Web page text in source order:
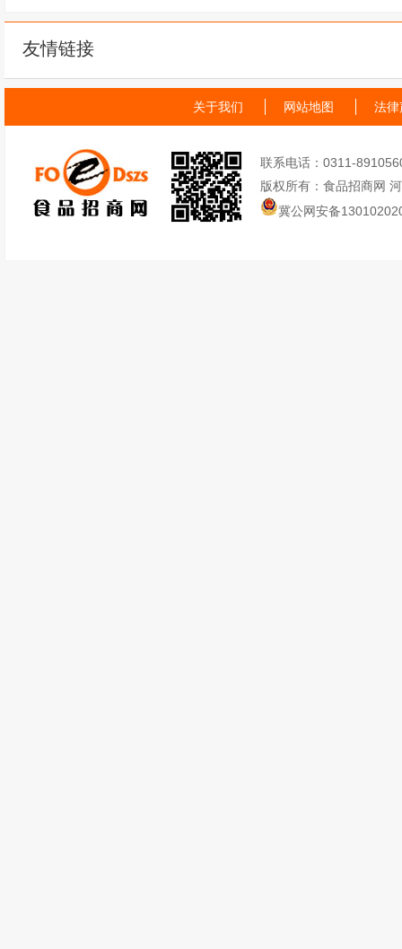
友情链接
关于我们 网站地图 法律
联系电话：0311-
版权所有：食品招商网
冀公网安备